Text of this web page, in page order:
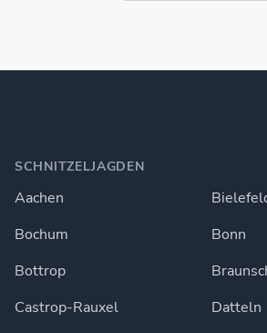
SCHNITZELJAGDEN
Aachen
Bochum
Bonn
Bottrop
Castrop-Rauxel
Datteln